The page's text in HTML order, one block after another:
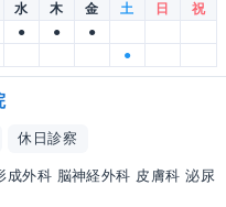
水 木 金 土 日
祝
● ●
●
●
休日診察
外科 脳神経外科 皮膚科 泌尿